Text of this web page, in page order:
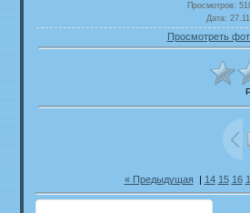
Просмотров:
Дата:
Просмотреть
« Предыдущая| 14 15 16